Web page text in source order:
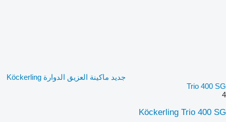
جديد ماكينة العزيق الدوارة Köckerling
Trio 400 SG
4
Köckerling Trio 400 SG